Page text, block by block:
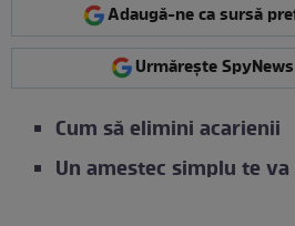
Adaugă-ne ca sursă
Urmărește
Cum să elimini acarienii
Un amestec simplu te